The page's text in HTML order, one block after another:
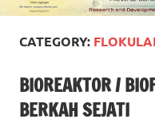
CATEGORY:
BIOREAKTOR /
BERKAH SEJATI